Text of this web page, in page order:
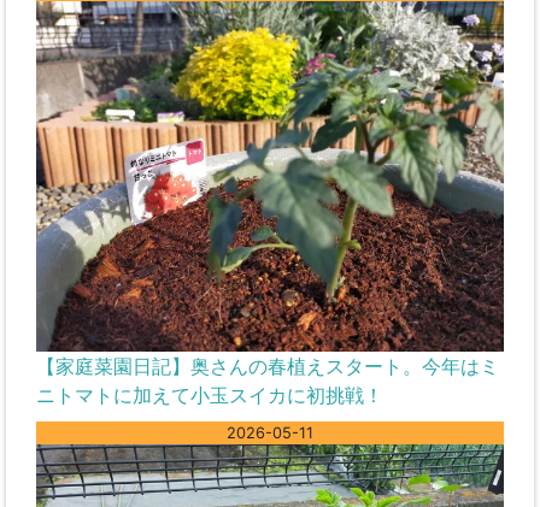
【家庭菜園日記】奥さんの春植えスタート。今年はミ
ニトマトに加えて小玉スイカに初挑戦！
2026-05-11